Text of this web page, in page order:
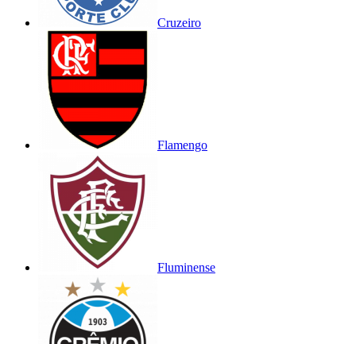
Cruzeiro
Flamengo
Fluminense